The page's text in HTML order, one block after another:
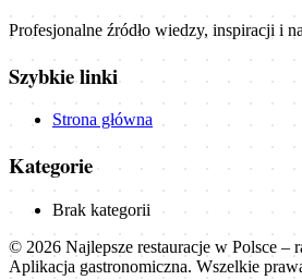
Profesjonalne źródło wiedzy, inspiracji i
Szybkie linki
Strona główna
Kategorie
Brak kategorii
© 2026 Najlepsze restauracje w Polsce –
Aplikacja gastronomiczna. Wszelkie